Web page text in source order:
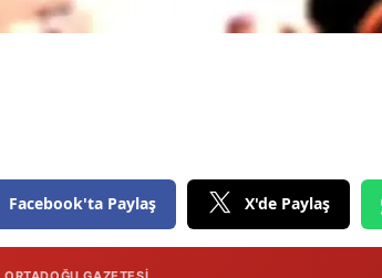
Denizli
Erzincan
Erzurum
Facebook'ta Paylaş X'de Paylaş